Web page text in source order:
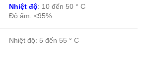
Nhiệt độ: 10 đến 50 ° C
Độ ẩm: <95%
Nhiệt độ: 5 đến 55 ° C